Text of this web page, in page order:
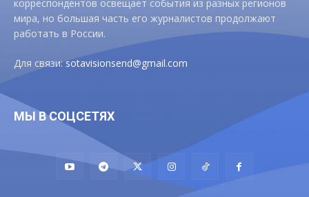
корреспондентов освещает события из разных регионов
мира, но большая часть его журналистов продолжают
работать в России.
Для связи:sotavisionsend@gmail.com
МЫ В СОЦСЕТЯХ